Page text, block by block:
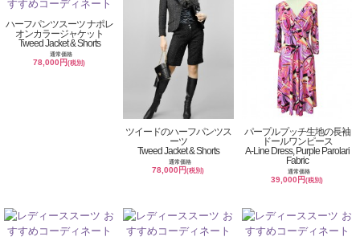
ハーフパンツスーツ ナポレ
オンカラージャケット
Tweed Jacket & Shorts
通常価格
78,000円(税別)
ツイードのハーフパンツス
ーツ
Tweed Jacket & Shorts
通常価格
78,000円(税別)
パープルプッチ生地の長袖
ドールワンピース
A-Line Dress, Purple Parolari
Fabric
通常価格
39,000円(税別)